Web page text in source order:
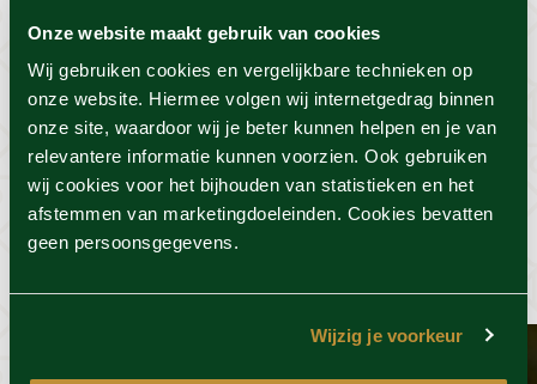
Onze website maakt gebruik van cookies
Wij gebruiken cookies en vergelijkbare technieken op
onze website. Hiermee volgen wij internetgedrag binnen
onze site, waardoor wij je beter kunnen helpen en je van
relevantere informatie kunnen voorzien. Ook gebruiken
wij cookies voor het bijhouden van statistieken en het
afstemmen van marketingdoeleinden. Cookies bevatten
geen persoonsgegevens.
Wijzig je voorkeur
Voorwaarden
Dit vind je misschien ook